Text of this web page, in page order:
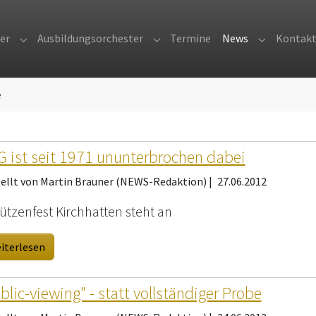
Submenu for "Orchester"
Ausbildungsorchester Submenu for
Termine News Submenu
Kontakt
ist seit 1971 ununterbrochen dabei
von Martin Brauner (NEWS-Redaktion) | 27.06.2012
Kirchhatten steht an
viewing" - statt vollständiger Probe